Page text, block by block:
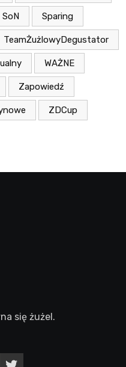
SoN Sparing
TeamŻużlowyDegustator
WAŻNE
Zapowiedź
ZDCup
się żużel.